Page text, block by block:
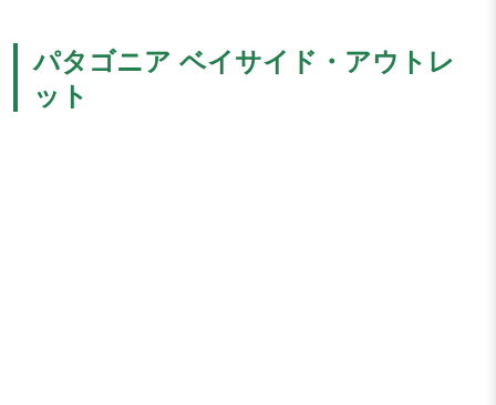
パタゴニア ベイサイド・アウトレ
ット